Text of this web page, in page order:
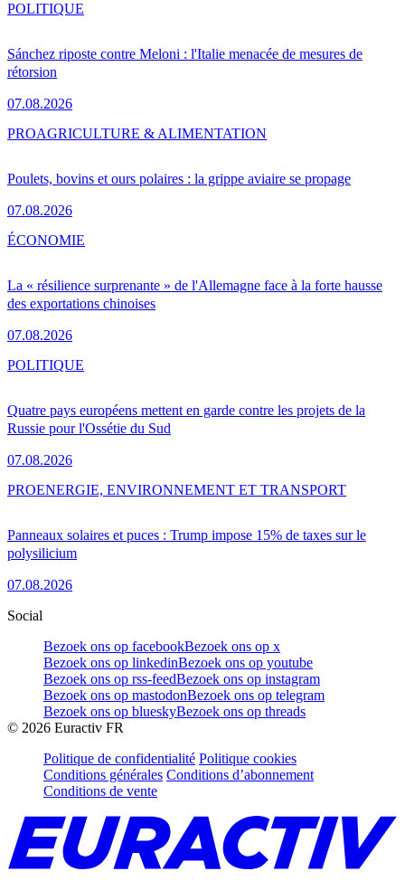
Sánchez riposte contre Meloni : l'Italie menacée de mesures de
rétorsion
07.08.2026
POLITIQUE
Poulets, bovins et ours polaires : la grippe aviaire se propage
07.08.2026
PROAGRICULTURE & ALIMENTATION
La « résilience surprenante » de l'Allemagne face à la forte hausse
des exportations chinoises
07.08.2026
ÉCONOMIE
Quatre pays européens mettent en garde contre les projets de la
Russie pour l'Ossétie du Sud
07.08.2026
POLITIQUE
Panneaux solaires et puces : Trump impose 15% de taxes sur le
polysilicium
07.08.2026
PROENERGIE, ENVIRONNEMENT ET TRANSPORT
Social
Bezoek ons op facebookBezoek ons op x
Bezoek ons op linkedinBezoek ons op youtube
Bezoek ons op rss-feedBezoek ons op instagram
Bezoek ons op mastodonBezoek ons op telegram
Bezoek ons op blueskyBezoek ons op threads
© 2026 Euractiv FR
Politique de confidentialité Politique cookies
Conditions générales Conditions d’abonnement
Conditions de vente